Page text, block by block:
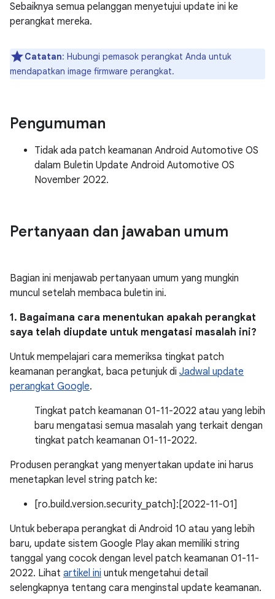
Sebaiknya semua pelanggan menyetujui update ini ke
perangkat mereka.
Catatan: Hubungi pemasok perangkat Anda untuk
mendapatkan image firmware perangkat.
Pengumuman
Tidak ada patch keamanan Android Automotive OS
dalam Buletin Update Android Automotive OS
November 2022.
Pertanyaan dan jawaban umum
Bagian ini menjawab pertanyaan umum yang mungkin
muncul setelah membaca buletin ini.
1. Bagaimana cara menentukan apakah perangkat
saya telah diupdate untuk mengatasi masalah ini?
Untuk mempelajari cara memeriksa tingkat patch
keamanan perangkat, baca petunjuk di Jadwal update
perangkat Google.
Tingkat patch keamanan 01-11-2022 atau yang lebih
baru mengatasi semua masalah yang terkait dengan
tingkat patch keamanan 01-11-2022.
Produsen perangkat yang menyertakan update ini harus
menetapkan level string patch ke:
[ro.build.version.security_patch]:[2022-11-01]
Untuk beberapa perangkat di Android 10 atau yang lebih
baru, update sistem Google Play akan memiliki string
tanggal yang cocok dengan level patch keamanan 01-11-
2022. Lihat artikel ini untuk mengetahui detail
selengkapnya tentang cara menginstal update keamanan.